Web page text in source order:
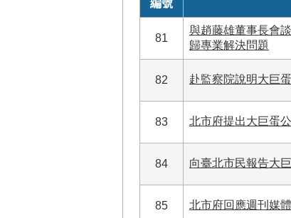
編號
81
與趙藤雄董事長會
歸專業解決問題
82 赴監察院說明大巨
83 北市府提出大巨蛋
84 向臺北市民報告大
85 北市府回應週刊媒